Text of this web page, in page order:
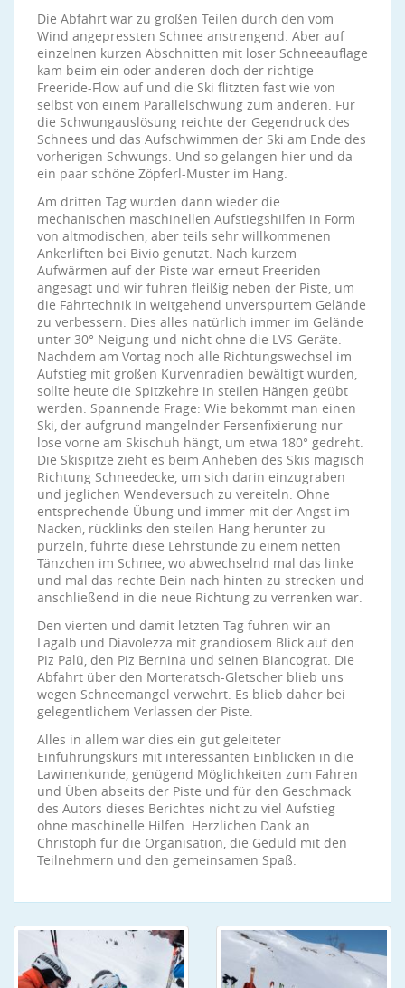
Die Abfahrt war zu großen Teilen durch den vom
Wind angepressten Schnee anstrengend. Aber auf
einzelnen kurzen Abschnitten mit loser Schneeauflage
kam beim ein oder anderen doch der richtige
Freeride-Flow auf und die Ski flitzten fast wie von
selbst von einem Parallelschwung zum anderen. Für
die Schwungauslösung reichte der Gegendruck des
Schnees und das Aufschwimmen der Ski am Ende des
vorherigen Schwungs. Und so gelangen hier und da
ein paar schöne Zöpferl-Muster im Hang.
Am dritten Tag wurden dann wieder die
mechanischen maschinellen Aufstiegshilfen in Form
von altmodischen, aber teils sehr willkommenen
Ankerliften bei Bivio genutzt. Nach kurzem
Aufwärmen auf der Piste war erneut Freeriden
angesagt und wir fuhren fleißig neben der Piste, um
die Fahrtechnik in weitgehend unverspurtem Gelände
zu verbessern. Dies alles natürlich immer im Gelände
unter 30° Neigung und nicht ohne die LVS-Geräte.
Nachdem am Vortag noch alle Richtungswechsel im
Aufstieg mit großen Kurvenradien bewältigt wurden,
sollte heute die Spitzkehre in steilen Hängen geübt
werden. Spannende Frage: Wie bekommt man einen
Ski, der aufgrund mangelnder Fersenfixierung nur
lose vorne am Skischuh hängt, um etwa 180° gedreht.
Die Skispitze zieht es beim Anheben des Skis magisch
Richtung Schneedecke, um sich darin einzugraben
und jeglichen Wendeversuch zu vereiteln. Ohne
entsprechende Übung und immer mit der Angst im
Nacken, rücklinks den steilen Hang herunter zu
purzeln, führte diese Lehrstunde zu einem netten
Tänzchen im Schnee, wo abwechselnd mal das linke
und mal das rechte Bein nach hinten zu strecken und
anschließend in die neue Richtung zu verrenken war.
Den vierten und damit letzten Tag fuhren wir an
Lagalb und Diavolezza mit grandiosem Blick auf den
Piz Palü, den Piz Bernina und seinen Biancograt. Die
Abfahrt über den Morteratsch-Gletscher blieb uns
wegen Schneemangel verwehrt. Es blieb daher bei
gelegentlichem Verlassen der Piste.
Alles in allem war dies ein gut geleiteter
Einführungskurs mit interessanten Einblicken in die
Lawinenkunde, genügend Möglichkeiten zum Fahren
und Üben abseits der Piste und für den Geschmack
des Autors dieses Berichtes nicht zu viel Aufstieg
ohne maschinelle Hilfen. Herzlichen Dank an
Christoph für die Organisation, die Geduld mit den
Teilnehmern und den gemeinsamen Spaß.